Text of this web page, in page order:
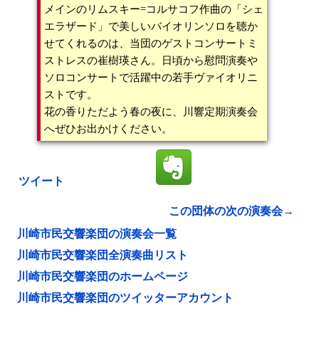
メインのリムスキー=コルサコフ作曲の「シェ
エラザード」で美しいバイオリンソロを聴か
せてくれるのは、当団のゲストコンサートミ
ストレスの崔樹瑛さん。日頃から慰問演奏や
ソロコンサートで活躍中の若手ヴァイオリニ
ストです。
花の香りただよう春の夜に、川響定期演奏会
へぜひお出かけください。
ツイート
この団体の次の演奏会→
川崎市民交響楽団の演奏会一覧
川崎市民交響楽団全演奏曲リスト
川崎市民交響楽団のホームページ
川崎市民交響楽団のツイッターアカウント